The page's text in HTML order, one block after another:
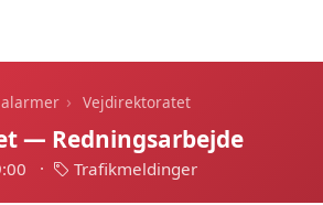
› Vejdirektoratet
— Redningsarbejde
· Trafikmeldinger